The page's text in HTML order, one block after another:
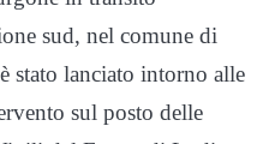
sud, nel comune di
stato lanciato intorno alle
sul posto delle